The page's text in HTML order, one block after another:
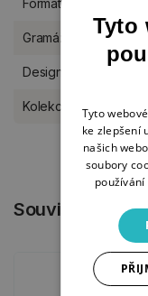
Formát
Gramáž
Designér
Kolekce Studio Light
Související
Tyto
Tyto
ke zlepšení
našich
soubory